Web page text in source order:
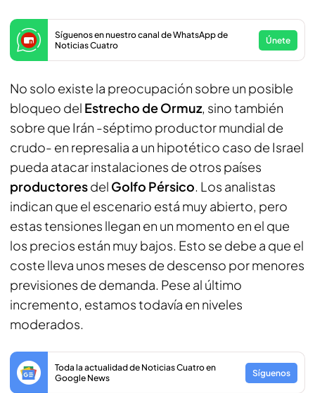
Síguenos en nuestro canal de WhatsApp de
Noticias Cuatro
Únete
No solo existe la preocupación sobre un posible
bloqueo del Estrecho de Ormuz, sino también
sobre que Irán -séptimo productor mundial de
crudo- en represalia a un hipotético caso de Israel
pueda atacar instalaciones de otros países
productoresdel Golfo Pérsico. Los analistas
indican que el escenario está muy abierto, pero
estas tensiones llegan en un momento en el que
los precios están muy bajos. Esto se debe a que el
coste lleva unos meses de descenso por menores
previsiones de demanda. Pese al último
incremento, estamos todavía en niveles
moderados.
Toda la actualidad de Noticias Cuatro en
Google News
Síguenos